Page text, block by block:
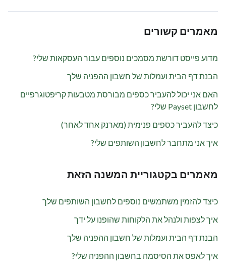
מאמרים קשורים
מדוע פייסט דורשת מסמכים נוספים עבור העסקאות שלי?
הבנת דף הבית ועמלות של חשבון ההפניה שלך
האם אני יכול להעביר כספים מבורסת מטבעות קריפטוגרפיים
לחשבון Payset שלי?
כיצד להעביר כספים פנימית (מארנק אחד לאחר)
איך אני מתחבר לחשבון השותפים שלי?
מאמרים בקטגוריית המשנה הזאת
כיצד להזמין משתמשים נוספים לחשבון השותפים שלך
איך לצפות ולנהל את הלקוחות שהופנו על ידך
הבנת דף הבית ועמלות של חשבון ההפניה שלך
איך לאפס את הסיסמה בחשבון ההפניה שלי?